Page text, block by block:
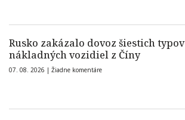
Rusko zakázalo dovoz šiestich typov
nákladných vozidiel z Číny
07. 08. 2026 | Žiadne komentáre